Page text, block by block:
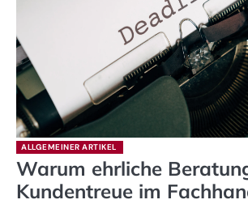
ALLGEMEINER ARTIKEL
Warum ehrliche
Kundentreue im